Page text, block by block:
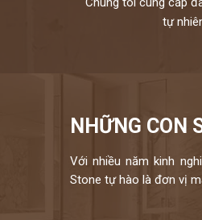
tự
NHỮNG CON
Với nhiều năm kinh
Stone tự hào là đơn vị